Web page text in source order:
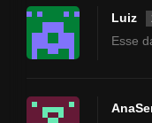
Luiz
Esse